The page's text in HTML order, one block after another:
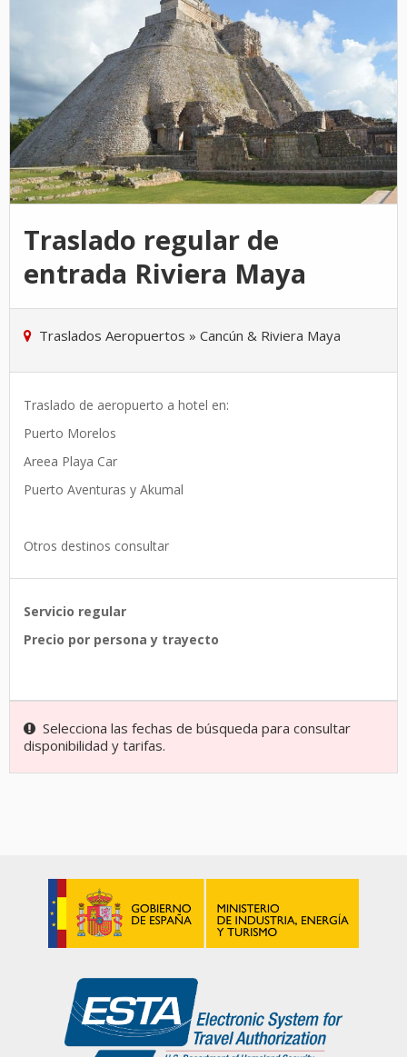
Traslado regular de
entrada Riviera Maya
Traslados Aeropuertos » Cancún & Riviera Maya
Traslado de aeropuerto a hotel en:
Puerto Morelos
Areea Playa Car
Puerto Aventuras y Akumal
Otros destinos consultar
Servicio regular
Precio por persona y trayecto
Selecciona las fechas de búsqueda para consultar
disponibilidad y tarifas.